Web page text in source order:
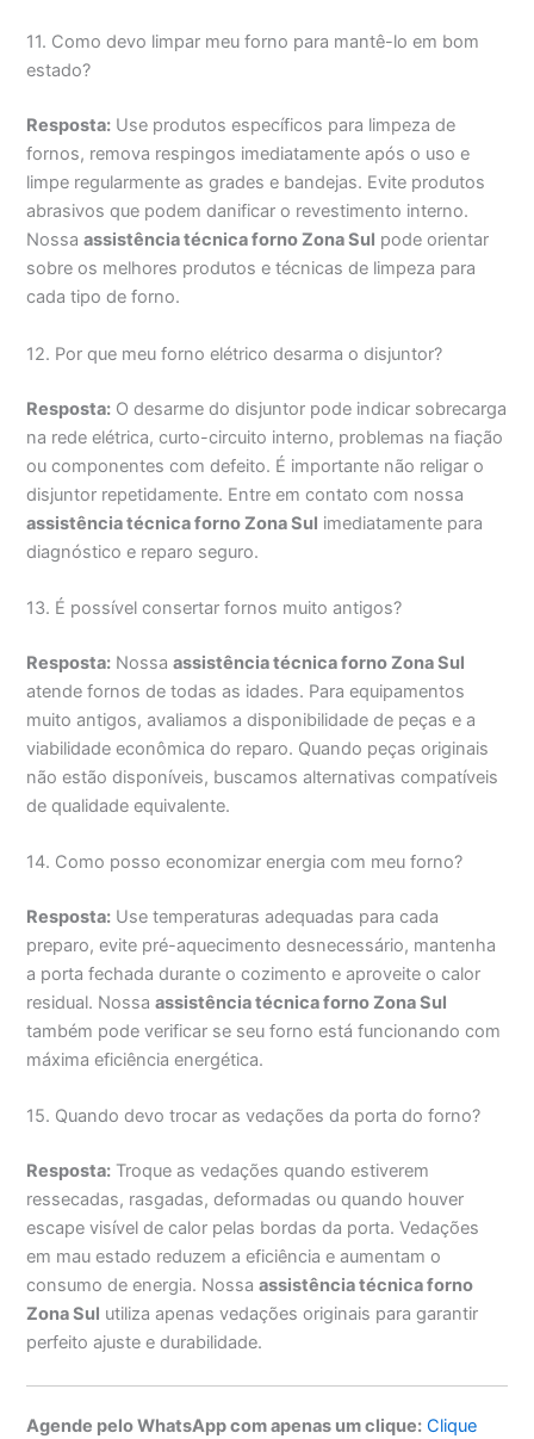
11. Como devo limpar meu forno para mantê-lo em bom
estado?
Resposta: Use produtos específicos para limpeza de
fornos, remova respingos imediatamente após o uso e
limpe regularmente as grades e bandejas. Evite produtos
abrasivos que podem danificar o revestimento interno.
Nossaassistência técnica forno Zona Sul pode orientar
sobre os melhores produtos e técnicas de limpeza para
cada tipo de forno.
12. Por que meu forno elétrico desarma o disjuntor?
Resposta: O desarme do disjuntor pode indicar sobrecarga
na rede elétrica, curto-circuito interno, problemas na fiação
ou componentes com defeito. É importante não religar o
disjuntor repetidamente. Entre em contato com nossa
assistência técnica forno Zona Sul imediatamente para
diagnóstico e reparo seguro.
13. É possível consertar fornos muito antigos?
Resposta: Nossaassistência técnica forno Zona Sul
atende fornos de todas as idades. Para equipamentos
muito antigos, avaliamos a disponibilidade de peças e a
viabilidade econômica do reparo. Quando peças originais
não estão disponíveis, buscamos alternativas compatíveis
de qualidade equivalente.
14. Como posso economizar energia com meu forno?
Resposta: Use temperaturas adequadas para cada
preparo, evite pré-aquecimento desnecessário, mantenha
a porta fechada durante o cozimento e aproveite o calor
residual. Nossaassistência técnica forno Zona Sul
também pode verificar se seu forno está funcionando com
máxima eficiência energética.
15. Quando devo trocar as vedações da porta do forno?
Resposta: Troque as vedações quando estiverem
ressecadas, rasgadas, deformadas ou quando houver
escape visível de calor pelas bordas da porta. Vedações
em mau estado reduzem a eficiência e aumentam o
consumo de energia. Nossaassistência técnica forno
Zona Sul utiliza apenas vedações originais para garantir
perfeito ajuste e durabilidade.
Agende pelo WhatsApp com apenas um clique: Clique